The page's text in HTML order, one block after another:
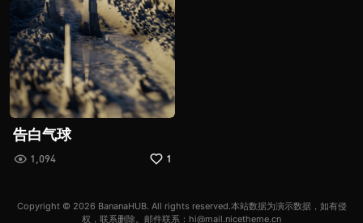
告白气球
1,094 1
Copyright © 2026 BananaHUB. All rights reserved.本站数据为演示数据，如有侵
权，联系删除。邮件联系：hi@mail.nicetheme.cn